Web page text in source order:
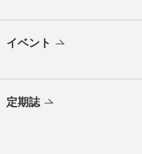
イベント
定期誌